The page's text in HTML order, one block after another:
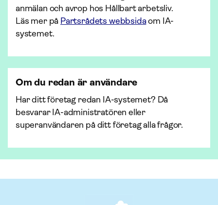
anmälan och avrop hos Hållbart arbetsliv.
Läs mer på Partsrådets webbsidaom IA-
systemet.
Om du redan är användare
Har ditt företag redan IA-systemet? Då
besvarar IA-administratören eller
superanvändaren på ditt företag alla frågor.